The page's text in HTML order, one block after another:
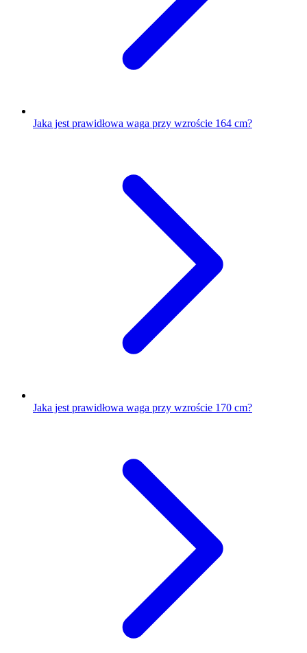
Jaka jest prawidłowa waga przy wzroście 164 cm?
Jaka jest prawidłowa waga przy wzroście 170 cm?